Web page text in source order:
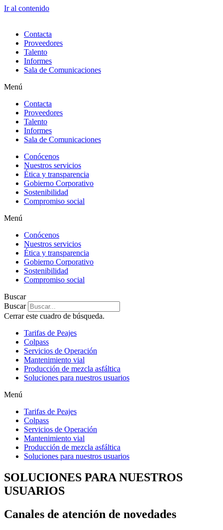
Ir al contenido
Contacta
Proveedores
Talento
Informes
Sala de Comunicaciones
Menú
Contacta
Proveedores
Talento
Informes
Sala de Comunicaciones
Conócenos
Nuestros servicios
Ética y transparencia
Gobierno Corporativo
Sostenibilidad
Compromiso social
Menú
Conócenos
Nuestros servicios
Ética y transparencia
Gobierno Corporativo
Sostenibilidad
Compromiso social
Buscar
Buscar
Cerrar este cuadro de búsqueda.
Tarifas de Peajes
Colpass
Servicios de Operación
Mantenimiento vial
Producción de mezcla asfáltica
Soluciones para nuestros usuarios
Menú
Tarifas de Peajes
Colpass
Servicios de Operación
Mantenimiento vial
Producción de mezcla asfáltica
Soluciones para nuestros usuarios
SOLUCIONES PARA NUESTROS
USUARIOS
Canales de atención de novedades